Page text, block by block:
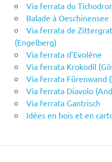
Via ferrata du
Balade à Oeschinensee
Via ferrata de
(Engelberg)
Via ferrata d’Evolène
Via ferrata Krokodil
Via ferrata Fürenwand
Via ferrata Diavolo
Via ferrata Gantrisch
Idées en bois et en